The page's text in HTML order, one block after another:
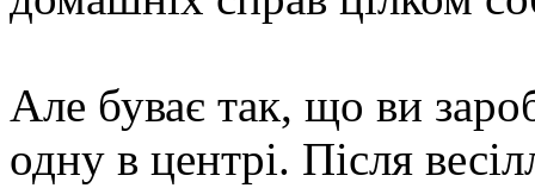
Але буває так, що ви
одну в центрі. Після